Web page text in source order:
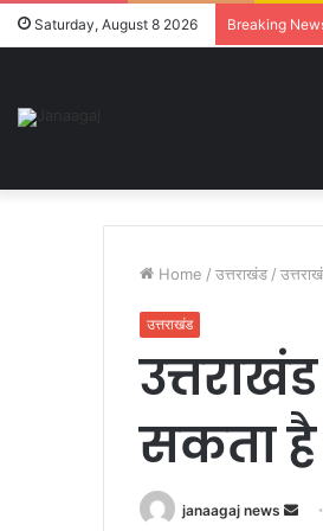
Saturday, August 8 2026 Breaking
Home / उत्तराखंड /
उत्तराखंड
सकता है
janaagaj news